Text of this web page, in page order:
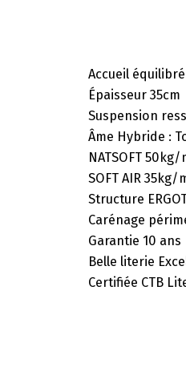
Accueil
Épaisseur 35cm
Suspension
Âme Hybride :
NATSOFT 50kg/
SOFT AIR 35kg/
Structure
Carénage
Garantie 10 ans
Belle literie
Certifiée CTB